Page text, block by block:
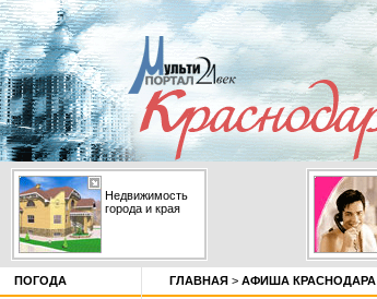
Недвижимость
города и края
ПОГОДА
ГЛАВНАЯ > АФИША КРАСНОДАРА